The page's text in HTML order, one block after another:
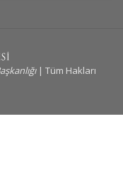
| Tüm Hakları